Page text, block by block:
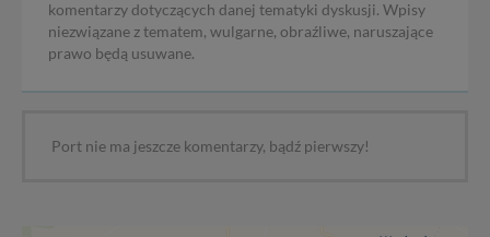
komentarzy dotyczących danej tematyki dyskusji. Wpisy
niezwiązane z tematem, wulgarne, obraźliwe, naruszające
prawo będą usuwane.
Port nie ma jeszcze komentarzy, bądź pierwszy!
Dziękujemy.
Pojezierze Gnieźnieńskie - odkrywaj i wypoczywaj...
wakacje...